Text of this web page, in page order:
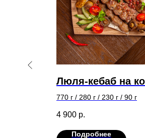
Люля-кебаб на
770 г / 280 г / 230 г / 90 г
4 900 р.
Подробнее